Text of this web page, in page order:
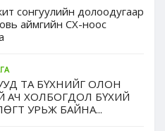
сонгуулийн долоодугаар
аймгийн СХ-ноос
ТА БҮХНИЙГ ОЛОН
АЧ ХОЛБОГДОЛ БҮХИЙ
УРЬЖ БАЙНА...